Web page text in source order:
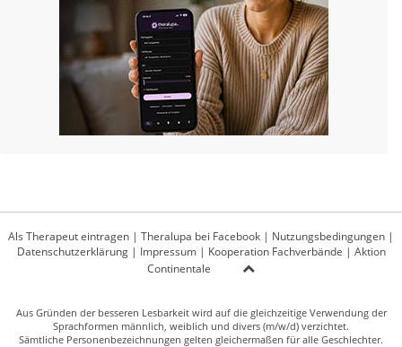
Als Therapeut eintragen | Theralupa bei Facebook | Nutzungsbedingungen |
Datenschutzerklärung| Impressum| Kooperation Fachverbände | Aktion
Continentale
Aus Gründen der besseren Lesbarkeit wird auf die gleichzeitige Verwendung der
Sprachformen männlich, weiblich und divers (m/w/d) verzichtet.
Sämtliche Personenbezeichnungen gelten gleichermaßen für alle Geschlechter.